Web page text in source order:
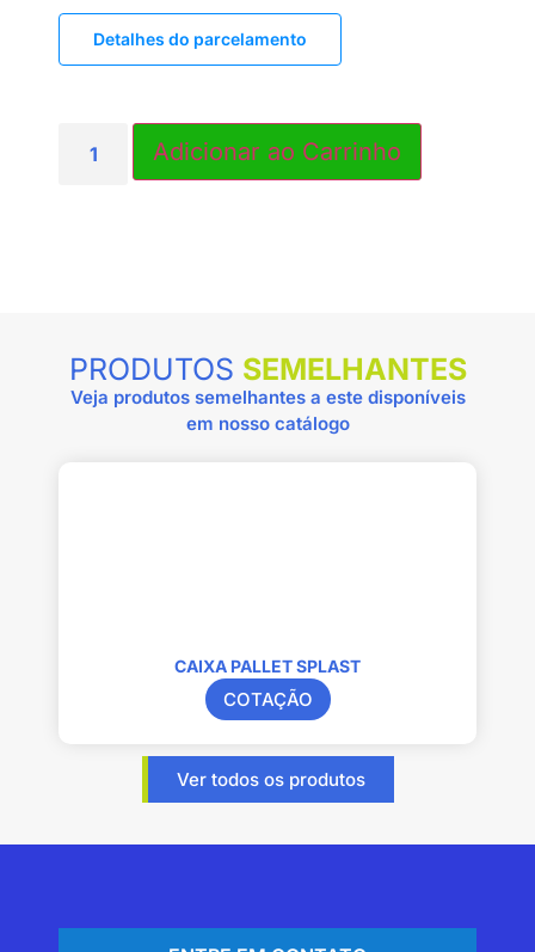
Detalhes do parcelamento
PRODUTOS SEMELHANTES
Veja produtos semelhantes a este disponíveis
em nosso catálogo
CAIXA PALLET SPLAST
COTAÇÃO
Ver todos os produtos